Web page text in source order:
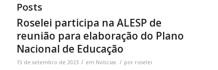
Posts
Roselei participa na ALESP de
reunião para elaboração do Plano
Nacional de Educação
15 de setembro de 2023 / em Notícias / por roselei